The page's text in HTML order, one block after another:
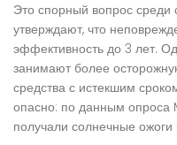
Это спорный вопрос
утверждают, что
эффективность до 3 лет.
занимают более
средства с истекшим
опасно: по данным опроса
получали солнечные